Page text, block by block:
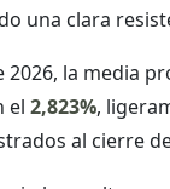
una clara
2026, la media
el 2,823%,
al cierre